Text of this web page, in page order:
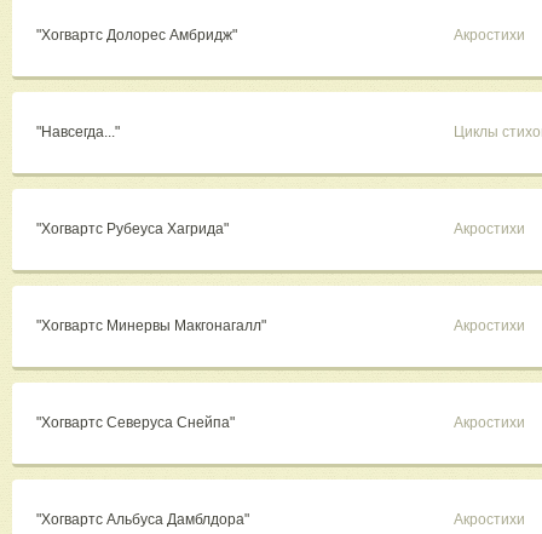
"Хогвартс Долорес Амбридж" Акростихи
"Навсегда..." Циклы
"Хогвартс Рубеуса Хагрида" Акростихи
"Хогвартс Минервы Макгонагалл" Акростихи
"Хогвартс Северуса Снейпа" Акростихи
"Хогвартс Альбуса Дамблдора" Акростихи